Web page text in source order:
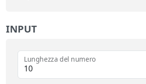
INPUT
Lunghezza del numero